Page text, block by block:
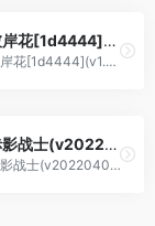
彼岸花[1d4444](v1.0)(简)(JP)(64Mb)
彼岸花[1d4444](v1.0)(简)(JP)(64Mb)
赤影战士(v20220407)(简)[asiwish](JP)[ACT](2Mb)
赤影战士(v20220407)(简)[asiwish](JP)[ACT](2Mb)